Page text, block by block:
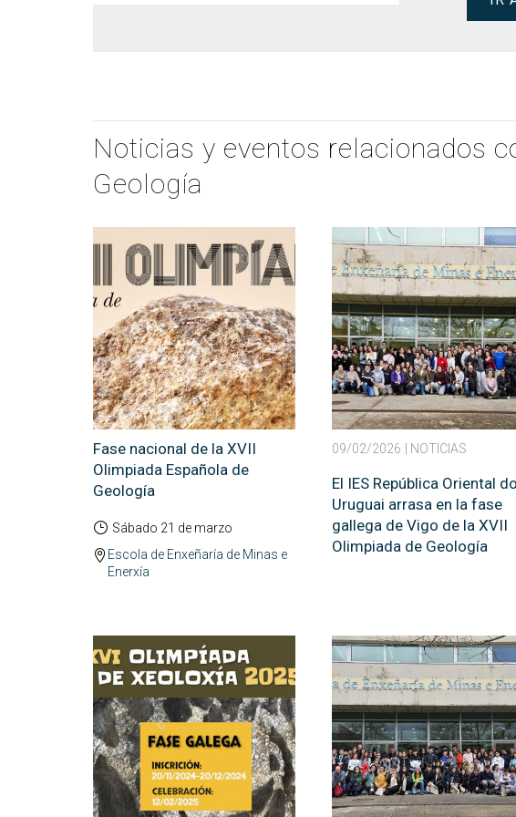
Noticias y eventos relacionados
Geología
Fase nacional de la XVII
Olimpiada Española de
Geología
Sábado 21 de marzo
Escola de Enxeñaría de Minas e
Enerxía
09/02/2026 | NOTICIAS
El IES República Oriental do
Uruguai arrasa en la fase
gallega de Vigo de la XVII
Olimpiada de Geología